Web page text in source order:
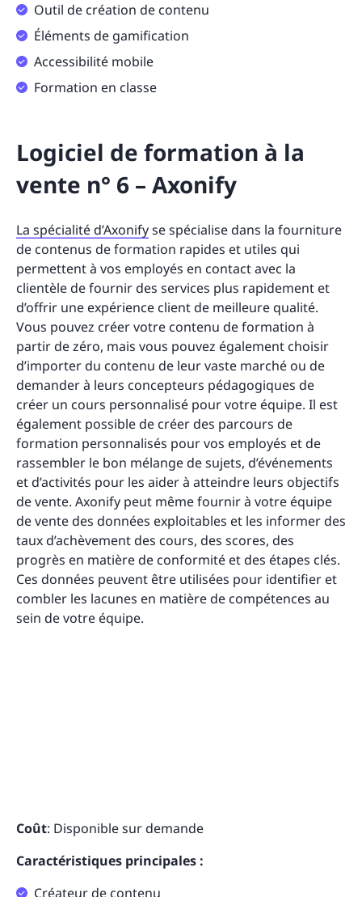
Outil de création de contenu
Éléments de gamification
Accessibilité mobile
Formation en classe
Logiciel de formation à la
vente n° 6 – Axonify
La spécialité d’Axonifyse spécialise dans la fourniture
de contenus de formation rapides et utiles qui
permettent à vos employés en contact avec la
clientèle de fournir des services plus rapidement et
d’offrir une expérience client de meilleure qualité.
Vous pouvez créer votre contenu de formation à
partir de zéro, mais vous pouvez également choisir
d’importer du contenu de leur vaste marché ou de
demander à leurs concepteurs pédagogiques de
créer un cours personnalisé pour votre équipe. Il est
également possible de créer des parcours de
formation personnalisés pour vos employés et de
rassembler le bon mélange de sujets, d’événements
et d’activités pour les aider à atteindre leurs objectifs
de vente. Axonify peut même fournir à votre équipe
de vente des données exploitables et les informer des
taux d’achèvement des cours, des scores, des
progrès en matière de conformité et des étapes clés.
Ces données peuvent être utilisées pour identifier et
combler les lacunes en matière de compétences au
sein de votre équipe.
Coût: Disponible sur demande
Caractéristiques principales :
Créateur de contenu